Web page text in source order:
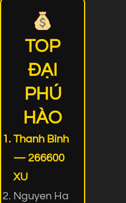
TOP
ĐẠI
PHÚ
HÀO
Thanh Bình
— 266600
XU
Nguyen Ha